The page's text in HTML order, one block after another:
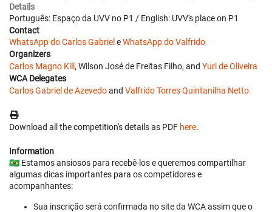
Details
Português: Espaço da UVV no P1 / English: UVV's place on P1
Contact
WhatsApp do Carlos GabrieleWhatsApp do Valfrido
Organizers
Carlos Magno Kill, Wilson José de Freitas Filho, and Yuri de Oliveira
WCA Delegates
Carlos Gabriel de Azevedoand Valfrido Torres Quintanilha Netto
Download all the competition's details as PDF here.
Information
🇧🇷 Estamos ansiosos para recebê-los e queremos compartilhar
algumas dicas importantes para os competidores e
acompanhantes:
Sua inscrição será confirmada no site da WCA assim que o